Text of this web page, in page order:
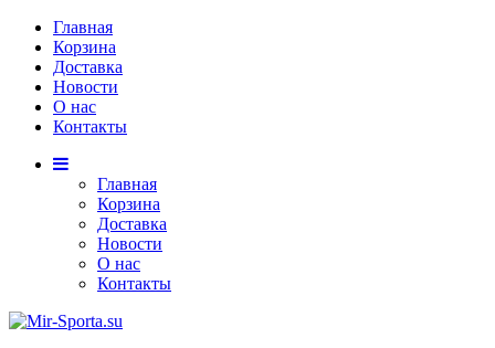
Главная
Корзина
Доставка
Новости
О нас
Контакты
Главная
Корзина
Доставка
Новости
О нас
Контакты